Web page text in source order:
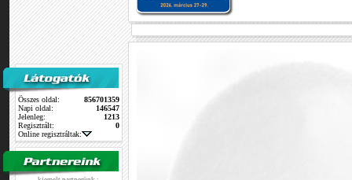
Összes oldal:
856701359
Napi oldal:
146547
Jelenleg:
1213
Regisztrált:
0
Online regisztráltak: